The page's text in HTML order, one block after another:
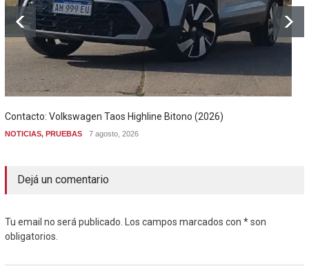
Contacto: Volkswagen Taos Highline Bitono (2026)
NOTICIAS, PRUEBAS 7 agosto, 2026
Dejá un comentario
Tu email no será publicado. Los campos marcados con * son
obligatorios.